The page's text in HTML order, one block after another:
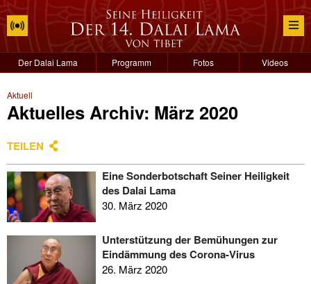
Der Dalai Lama Programm Fotos Videos
Aktuell
Aktuelles Archiv: März 2020
TEILEN
Eine Sonderbotschaft Seiner Heiligkeit
des Dalai Lama
30. März 2020
Unterstützung der Bemühungen zur
Eindämmung des Corona-Virus
26. März 2020